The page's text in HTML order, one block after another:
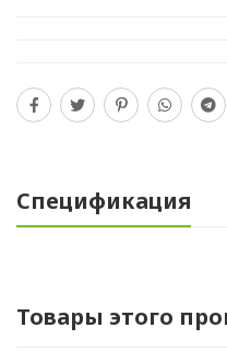
Спецификация
Товары этого